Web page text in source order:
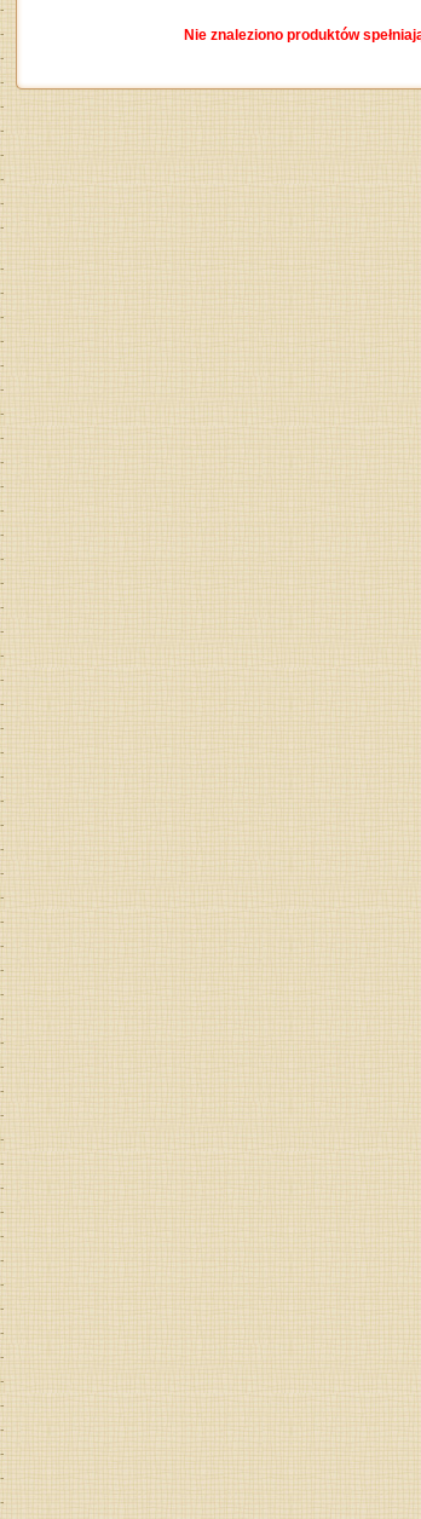
Nie znaleziono produktów